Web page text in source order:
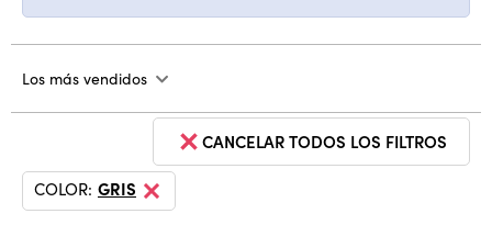
Los más vendidos
CANCELAR TODOS LOS FILTROS
COLOR: GRIS